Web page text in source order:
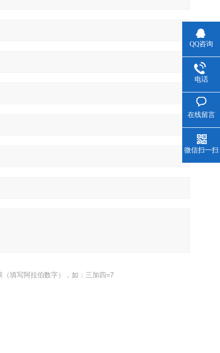
（填写阿拉伯数字），如：三加四=7
QQ咨询
电话
在线留言
微信扫一扫